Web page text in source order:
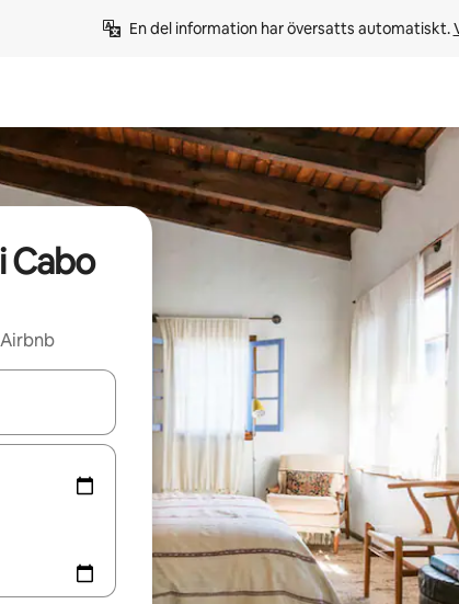
En del information har översatts automatiskt.
Cabo
med upp- och nedåtpilarna eller utforska genom att